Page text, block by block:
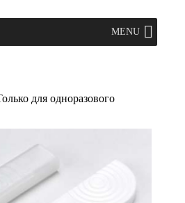
MENU
для одноразового